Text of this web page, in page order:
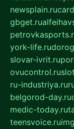
newsplain.ru
gbget.ru
york-life.ru
slovar-ivrit.ru
ovucontrol.ru
ru-industriya.ru
belgorod-day.ru
medic-today.ru
teensvoice.ru